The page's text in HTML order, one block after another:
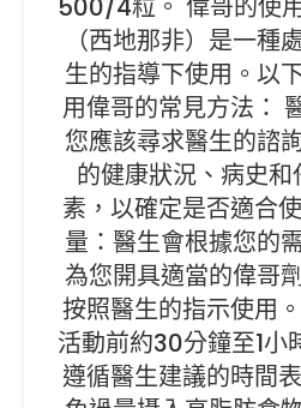
500/4粒。 偉哥的使
（西地那非）是一種
生的指導下使用。以
用偉哥的常見方法：
您應該尋求醫生的諮
的健康狀況、病史和
素，以確定是否適合
量：醫生會根據您的
為您開具適當的偉哥
按照醫生的指示使用
活動前約30分鐘至1小
遵循醫生建議的時間